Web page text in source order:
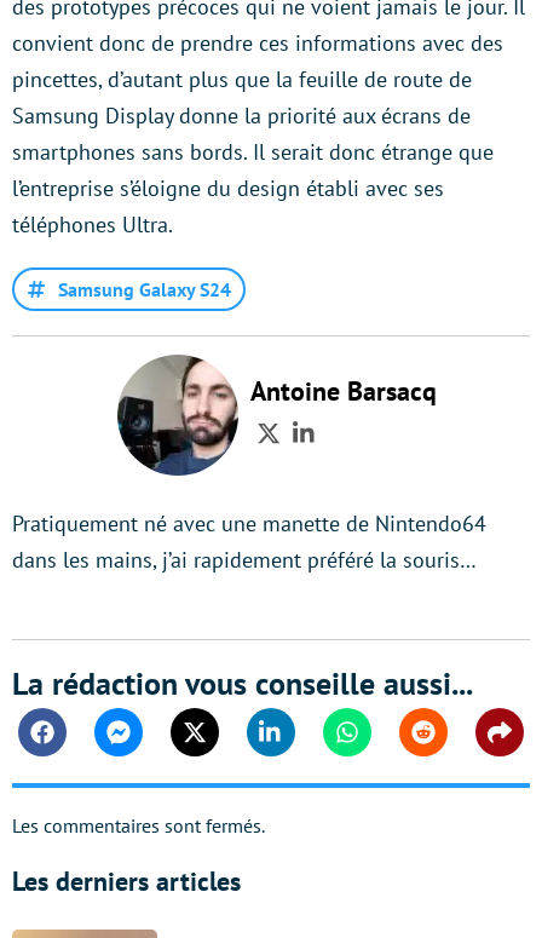
des prototypes précoces qui ne voient jamais le jour. Il
convient donc de prendre ces informations avec des
pincettes, d’autant plus que la feuille de route de
Samsung Display donne la priorité aux écrans de
smartphones sans bords. Il serait donc étrange que
l’entreprise s’éloigne du design établi avec ses
téléphones Ultra.
Samsung Galaxy S24
Antoine Barsacq
TwitterLinkedIn
Pratiquement né avec une manette de Nintendo64
dans les mains, j’ai rapidement préféré la souris…
La rédaction vous conseille aussi...
FacebookMessengerTwitter Linkedin WhatsappReddit
Les commentaires sont fermés.
Les derniers articles